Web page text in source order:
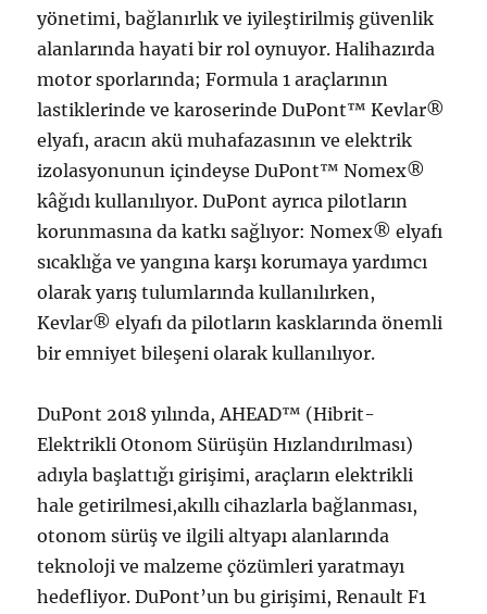
yönetimi, bağlanırlık ve iyileştirilmiş güvenlik
alanlarında hayati bir rol oynuyor. Halihazırda
motor sporlarında; Formula 1 araçlarının
lastiklerinde ve karoserinde DuPont™ Kevlar®
elyafı, aracın akü muhafazasının ve elektrik
izolasyonunun içindeyse DuPont™ Nomex®
kâğıdı kullanılıyor. DuPont ayrıca pilotların
korunmasına da katkı sağlıyor: Nomex® elyafı
sıcaklığa ve yangına karşı korumaya yardımcı
olarak yarış tulumlarında kullanılırken,
Kevlar® elyafı da pilotların kasklarında önemli
bir emniyet bileşeni olarak kullanılıyor.
DuPont 2018 yılında, AHEAD™ (Hibrit-
Elektrikli Otonom Sürüşün Hızlandırılması)
adıyla başlattığı girişimi, araçların elektrikli
hale getirilmesi,akıllı cihazlarla bağlanması,
otonom sürüş ve ilgili altyapı alanlarında
teknoloji ve malzeme çözümleri yaratmayı
hedefliyor. DuPont’un bu girişimi, Renault F1